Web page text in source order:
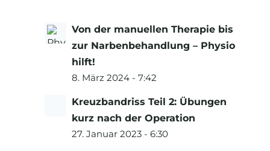
Von der manuellen Therapie bis
zur Narbenbehandlung – Physio
hilft!
8. März 2024 - 7:42
Kreuzbandriss Teil 2: Übungen
kurz nach der Operation
27. Januar 2023 - 6:30